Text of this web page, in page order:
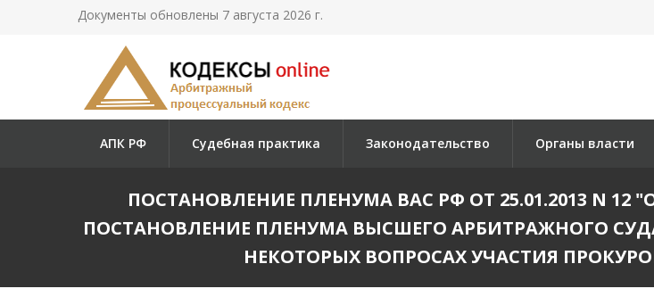
Документы обновлены 7 августа 2026 г.
АПК РФ Судебная практика Законодательство Органы власти
ПОСТАНОВЛЕНИЕ ПЛЕНУМА ВАС РФ ОТ 25.01.2013 N
ПОСТАНОВЛЕНИЕ ПЛЕНУМА ВЫСШЕГО АРБИТРАЖНОГО
НЕКОТОРЫХ ВОПРОСАХ УЧАСТИЯ